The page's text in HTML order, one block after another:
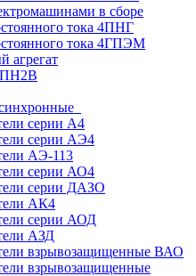
в сборе
тока 4ПНГ
тока 4ГПЭМ
агрегат
серии А4
серии АЭ4
АЭ-113
серии АО4
серии ДАЗО
АК4
серии АОД
АЗД
взрывозащищенные ВАО
взрывозащищенные